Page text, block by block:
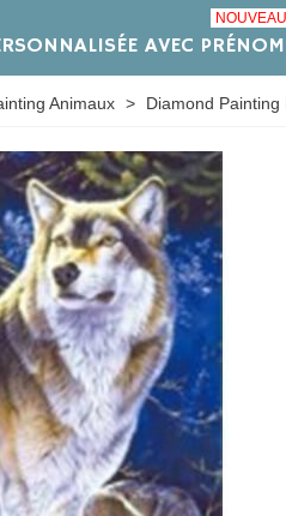
AVEC PRÉNOM
NOUVEAU
Animaux > Diamond Painting